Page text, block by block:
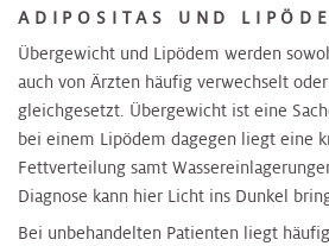
ADIPOSITAS UND
Übergewicht und Lipödem werden
auch von Ärzten häufig verwechselt
gleichgesetzt. Übergewicht ist eine
bei einem Lipödem dagegen liegt eine
Fettverteilung samt
Diagnose kann hier Licht ins Dunkel
Bei unbehandelten Patienten liegt